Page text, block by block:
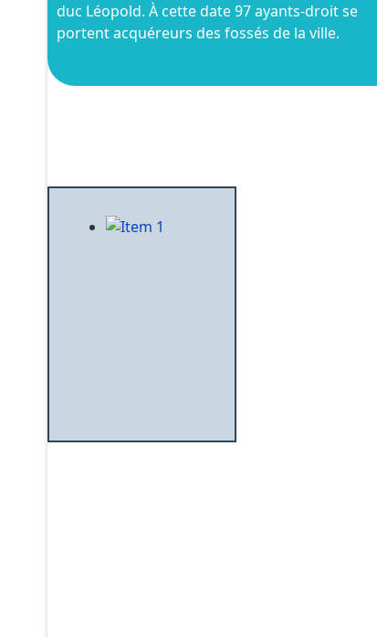
duc Léopold. À cette date 97 ayants-droit se
portent acquéreurs des fossés de la ville.